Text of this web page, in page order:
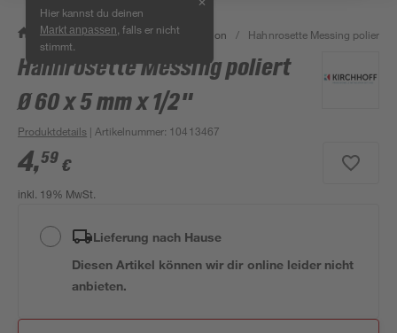
Hier kannst du deinen
Markt anpassen , falls er nicht
stimmt.
✕
/ Bad & Sanitär / Sanitärinstallation / Hahnrosette Messing poliert Ø
Hahnrosette Messing poliert
Ø 60 x 5 mm x 1/2"
Produktdetails | Artikelnummer: 10413467
4,59 €
inkl. 19% MwSt.
Lieferung nach Hause
Diesen Artikel können wir dir online leider nicht
anbieten.